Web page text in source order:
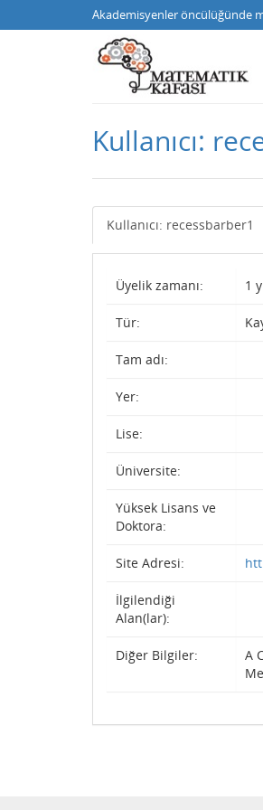
Akademisyenler öncülüğünde
Kullanıcı:
Kullanıcı: recessbarber1
Üyelik zamanı: 1
Tür:
Tam adı:
Yer:
Lise:
Üniversite:
Yüksek Lisans ve
Doktora:
Site Adresi:
İlgilendiği
Alan(lar):
Diğer Bilgiler:
A